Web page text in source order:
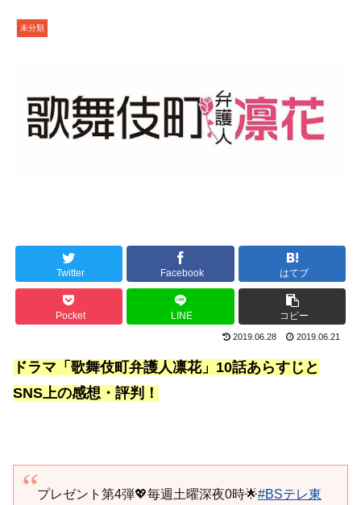
未分類
Twitter Facebook はてブ
Pocket LINE コピー
2019.06.28 2019.06.21
ドラマ「歌舞伎町弁護人凛花」10話あらすじと
SNS上の感想・評判！
プレゼント第4弾💖毎週土曜深夜0時🌟#BSテレ東